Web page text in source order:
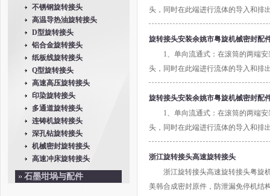
不锈钢旋转接头
高温导热油旋转接头
D型旋转接头
铝合金旋转接头
纸板线旋转接头
Q型旋转接头
高速高压旋转接头
印染旋转接头
多通道旋转接头
连铸机旋转接头
深孔钻旋转接头
机械密封旋转接头
高速冲床旋转接头
石墨坩埚与配件
头，同时在此端进行流体的导入和排
不同型式的虹吸管，将冷凝液排出，
同步运转的结构，此时，流体有内管
排出，此类型多用于蒸汽类型。
旋转接头安装余姚市粤旋机械密封配
1、单向流通式：在滚筒的两端
头，同时在此端进行流体的导入和排
不同型式的虹吸管，将冷凝液排出，
同步运转的结构，此时，流体有内管
排出，此类型多用于蒸汽类型。
旋转接头安装余姚市粤旋机械密封配
1、单向流通式：在滚筒的两端
头，同时在此端进行流体的导入和排
不同型式的虹吸管，将冷凝液排出，
同步运转的结构，此时，流体有内管
排出，此类型多用于蒸汽类型。
浙江旋转接头高速旋转接头
浙江旋转接头高速旋转接头粤旋
美韩合成密封原件，防泄漏免停机结